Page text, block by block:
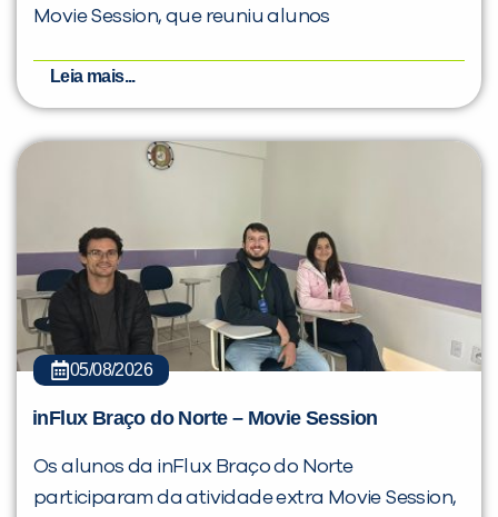
Movie Session, que reuniu alunos
Leia mais...
05/08/2026
inFlux Braço do Norte – Movie Session
Os alunos da inFlux Braço do Norte
participaram da atividade extra Movie Session,